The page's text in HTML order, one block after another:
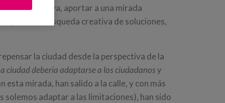
participativa, aportar a una mirada
en la búsqueda creativa de soluciones,
la ciudad desde la perspectiva de la
ciudad deberia adaptarse a los ciudadanos y
esta mirada, han salido a la calle, y con más
solemos adaptar a las limitaciones), han sido